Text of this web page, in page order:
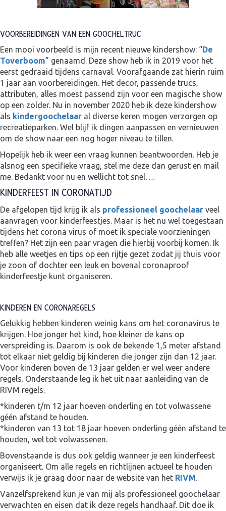
VOORBEREIDINGEN VAN EEN GOOCHELTRUC
Een mooi voorbeeld is mijn recent nieuwe kindershow: “De
Toverboom” genaamd. Deze show heb ik in 2019 voor het
eerst gedraaid tijdens carnaval. Voorafgaande zat hierin ruim
1 jaar aan voorbereidingen. Het decor, passende trucs,
attributen, alles moest passend zijn voor een magische show
op een zolder. Nu in november 2020 heb ik deze kindershow
als kindergoochelaar al diverse keren mogen verzorgen op
recreatieparken. Wel blijf ik dingen aanpassen en vernieuwen
om de show naar een nog hoger niveau te tillen.
Hopelijk heb ik weer een vraag kunnen beantwoorden. Heb je
alsnog een specifieke vraag, stel me deze dan gerust en mail
me. Bedankt voor nu en wellicht tot snel….
KINDERFEEST IN CORONATIJD
De afgelopen tijd krijg ik als professioneel goochelaar veel
aanvragen voor kinderfeestjes. Maar is het nu wel toegestaan
tijdens het corona virus of moet ik speciale voorzieningen
treffen? Het zijn een paar vragen die hierbij voorbij komen. Ik
heb alle weetjes en tips op een rijtje gezet zodat jij thuis voor
je zoon of dochter een leuk en bovenal coronaproof
kinderfeestje kunt organiseren.
KINDEREN EN CORONAREGELS
Gelukkig hebben kinderen weinig kans om het coronavirus te
krijgen. Hoe jonger het kind, hoe kleiner de kans op
verspreiding is. Daarom is ook de bekende 1,5 meter afstand
tot elkaar niet geldig bij kinderen die jonger zijn dan 12 jaar.
Voor kinderen boven de 13 jaar gelden er wel weer andere
regels. Onderstaande leg ik het uit naar aanleiding van de
RIVM regels.
*kinderen t/m 12 jaar hoeven onderling en tot volwassene
géén afstand te houden.
*kinderen van 13 tot 18 jaar hoeven onderling géén afstand te
houden, wel tot volwassenen.
Bovenstaande is dus ook geldig wanneer je een kinderfeest
organiseert. Om alle regels en richtlijnen actueel te houden
verwijs ik je graag door naar de website van het RIVM.
Vanzelfsprekend kun je van mij als professioneel goochelaar
verwachten en eisen dat ik deze regels handhaaf. Dit doe ik